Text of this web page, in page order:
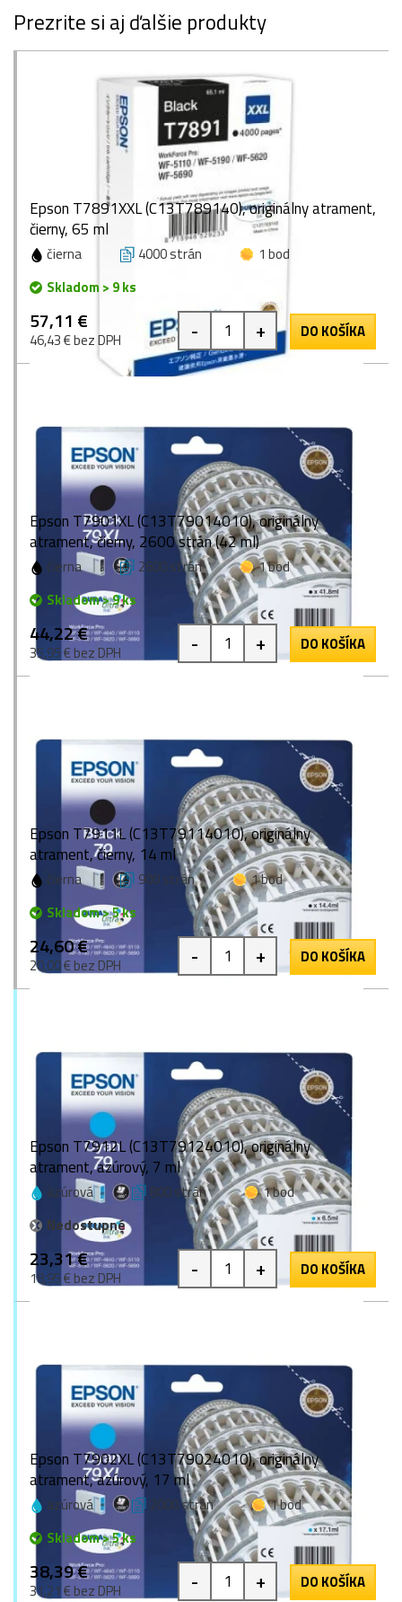
Prezrite si aj ďalšie produkty
Epson T7891XXL (C13T789140), originálny atrament,
čierny, 65 ml
čierna 4000 strán
1 bod
Skladom > 9 ks
57,11 €
46,43 € bez DPH - + DO KOŠÍKA
Epson T7901XL (C13T79014010), originálny
atrament, čierny, 2600 strán (42 ml)
čierna 2600 strán
1 bod
Skladom > 9 ks
44,22 €
35,95 € bez DPH - + DO KOŠÍKA
Epson T7911L (C13T79114010), originálny
atrament, čierny, 14 ml
čierna 900 strán
1 bod
Skladom > 5 ks
24,60 €
20,00 € bez DPH - + DO KOŠÍKA
Epson T7912L (C13T79124010), originálny
atrament, azúrový, 7 ml
azúrová 800 strán
1 bod
Nedostupné
23,31 €
18,95 € bez DPH - + DO KOŠÍKA
Epson T7902XL (C13T79024010), originálny
atrament, azúrový, 17 ml
azúrová 2000 strán
1 bod
Skladom > 5 ks
38,39 €
31,21 € bez DPH - + DO KOŠÍKA